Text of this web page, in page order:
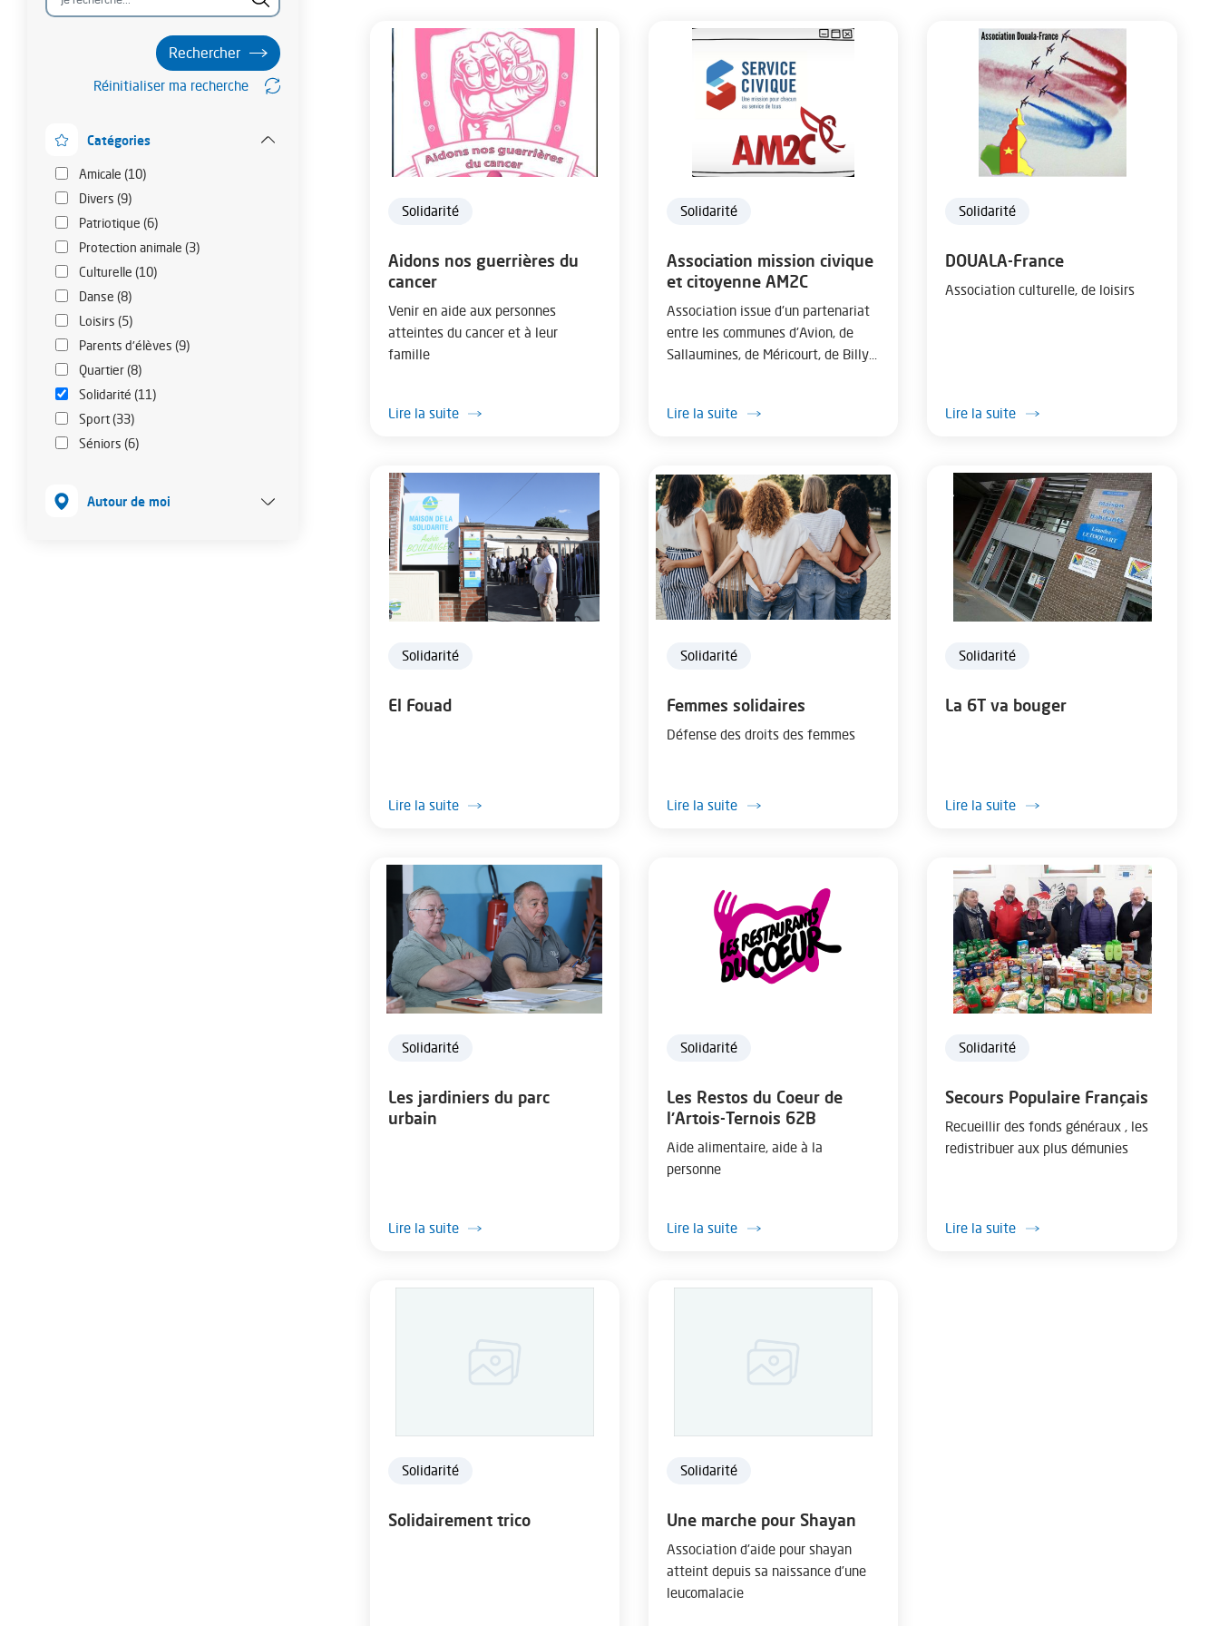
Catégories Catégories
Amicale (10)
Divers (9)
Patriotique (6)
Protection animale (3)
Culturelle (10)
Danse (8)
Loisirs (5)
Parents d'élèves (9)
Quartier (8)
Solidarité (11)
Sport (33)
Séniors (6)
Autour de moi
Réinitialiser ma recherche
Solidarité
Aidons nos guerrières du
cancer
Venir en aide aux personnes
atteintes du cancer et à leur
famille
Lire la suite
Solidarité
Association mission civique
et citoyenne AM2C
Association issue d'un partenariat
entre les communes d'Avion, de
Sallaumines, de Méricourt, de Billy-
nécessaire au recrutement...
Lire la suite
Solidarité
DOUALA-France
Association culturelle, de loisirs
Lire la suite
Solidarité
El Fouad
Lire la suite
Solidarité
Femmes solidaires
Défense des droits des femmes
Lire la suite
Solidarité
La 6T va bouger
Lire la suite
Solidarité
Les jardiniers du parc
urbain
Lire la suite
Solidarité
Les Restos du Coeur de
l'Artois-Ternois 62B
Aide alimentaire, aide à la
personne
Lire la suite
Solidarité
Secours Populaire Français
Recueillir des fonds généraux , les
redistribuer aux plus démunies
Lire la suite
Solidarité
Solidairement trico
Solidarité
Une marche pour Shayan
Association d'aide pour shayan
atteint depuis sa naissance d’une
leucomalacie